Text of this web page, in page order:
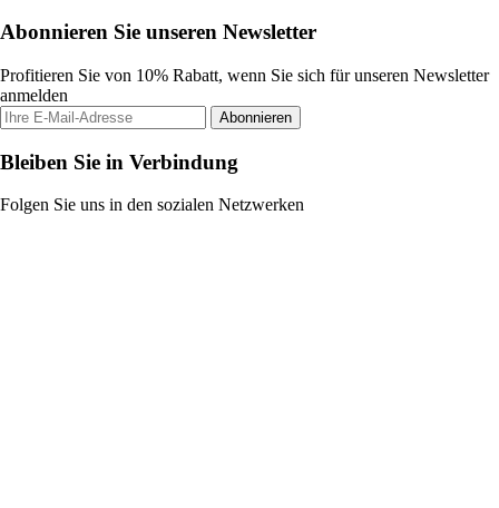
Abonnieren Sie unseren Newsletter
Profitieren Sie von 10% Rabatt, wenn Sie sich für unseren Newsletter
anmelden
Abonnieren
Bleiben Sie in Verbindung
Folgen Sie uns in den sozialen Netzwerken